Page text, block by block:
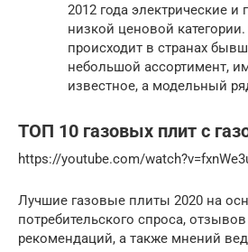
2012 года электрические и
низкой ценовой
происходит в странах
небольшой ассортимент,
известное, а модельный
ТОП 10 газовых плит с
https://youtube.com/
Лучшие газовые плиты 2020 на
потребительского спроса,
рекомендаций, а также мнений